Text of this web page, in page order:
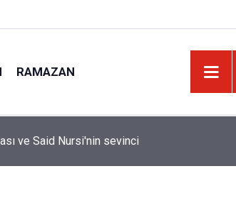
RAMAZAN
ve Said Nursi'nin sevinci